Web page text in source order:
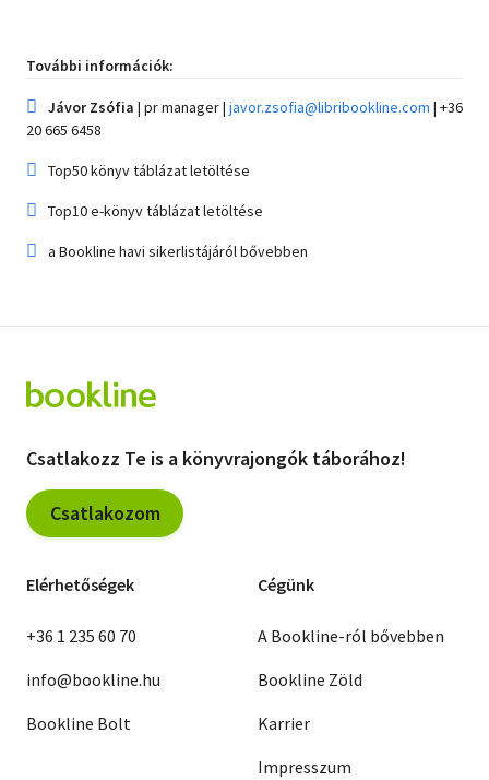
További információk:
 Jávor Zsófia | pr manager | javor.zsofia@libribookline.com | +36
20 665 6458
 Top50 könyv táblázat letöltése
 Top10 e-könyv táblázat letöltése
 a Bookline havi sikerlistájáról bővebben
Csatlakozz Te is a könyvrajongók táborához!
Csatlakozom
Elérhetőségek
+36 1 235 60 70
info@bookline.hu
Bookline Bolt
Cégünk
A Bookline-ról bővebben
Bookline Zöld
Karrier
Impresszum